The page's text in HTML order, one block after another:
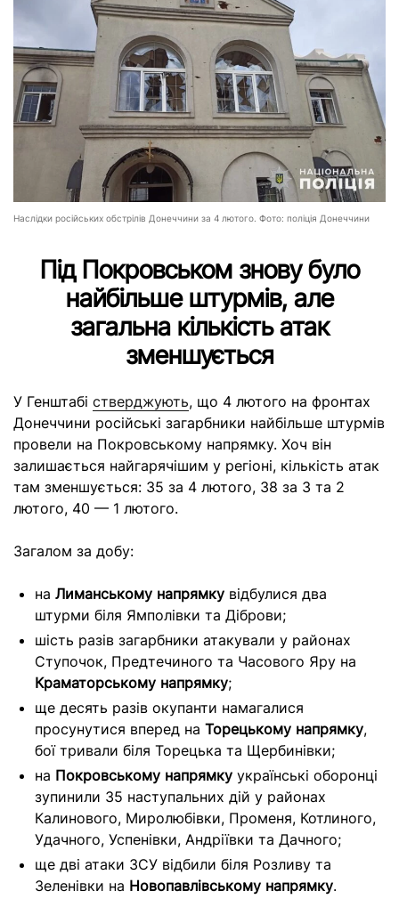
Наслідки російських обстрілів Донеччини за 4 лютого. Фото: поліція Донеччини
Під Покровськом знову було
найбільше штурмів, але
загальна кількість атак
зменшується
У Генштабі стверджують, що 4 лютого на фронтах
Донеччини російські загарбники найбільше штурмів
провели на Покровському напрямку. Хоч він
залишається найгарячішим у регіоні, кількість атак
там зменшується: 35 за 4 лютого, 38 за 3 та 2
лютого, 40 — 1 лютого.
Загалом за добу:
на Лиманському напрямку відбулися два
штурми біля Ямполівки та Діброви;
шість разів загарбники атакували у районах
Ступочок, Предтечиного та Часового Яру на
Краматорському напрямку;
ще десять разів окупанти намагалися
просунутися вперед на Торецькому напрямку,
бої тривали біля Торецька та Щербинівки;
на Покровському напрямку українські оборонці
зупинили 35 наступальних дій у районах
Калинового, Миролюбівки, Променя, Котлиного,
Удачного, Успенівки, Андріївки та Дачного;
ще дві атаки ЗСУ відбили біля Розливу та
Зеленівки на Новопавлівському напрямку.